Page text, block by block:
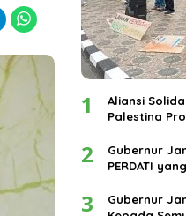
1
Aliansi
Palestina
kota Jambi.
2
Gubernur
PERDATI
3
Gubernur